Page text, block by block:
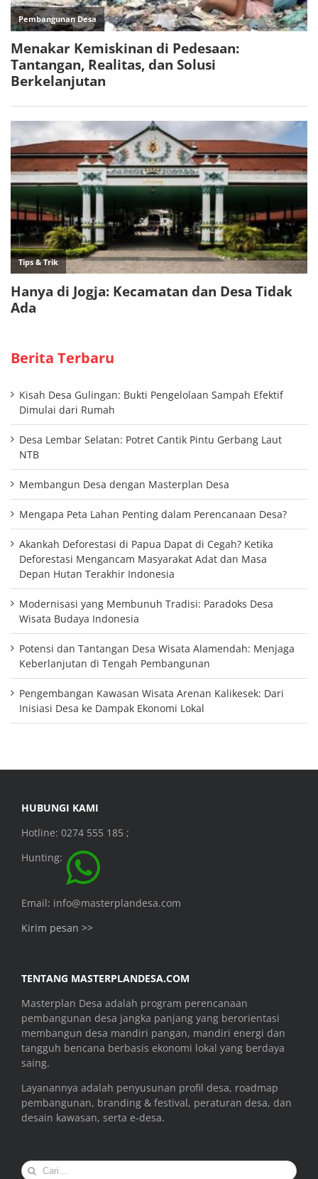
Berita Terbaru
Kisah Desa Gulingan: Bukti Pengelolaan Sampah Efektif
Dimulai dari Rumah
Desa Lembar Selatan: Potret Cantik Pintu Gerbang Laut
NTB
Membangun Desa dengan Masterplan Desa
Mengapa Peta Lahan Penting dalam Perencanaan Desa?
Akankah Deforestasi di Papua Dapat di Cegah? Ketika
Deforestasi Mengancam Masyarakat Adat dan Masa
Depan Hutan Terakhir Indonesia
Modernisasi yang Membunuh Tradisi: Paradoks Desa
Wisata Budaya Indonesia
Potensi dan Tantangan Desa Wisata Alamendah: Menjaga
Keberlanjutan di Tengah Pembangunan
Pengembangan Kawasan Wisata Arenan Kalikesek: Dari
Inisiasi Desa ke Dampak Ekonomi Lokal
HUBUNGI KAMI
Hotline: 0274 555 185 ;
Hunting:
Email: info@masterplandesa.com
Kirim pesan >>
TENTANG MASTERPLANDESA.COM
Masterplan Desa adalah program perencanaan
pembangunan desa jangka panjang yang berorientasi
membangun desa mandiri pangan, mandiri energi dan
tangguh bencana berbasis ekonomi lokal yang berdaya
saing.
Layanannya adalah penyusunan profil desa, roadmap
pembangunan, branding & festival, peraturan desa, dan
desain kawasan, serta e-desa.
Search